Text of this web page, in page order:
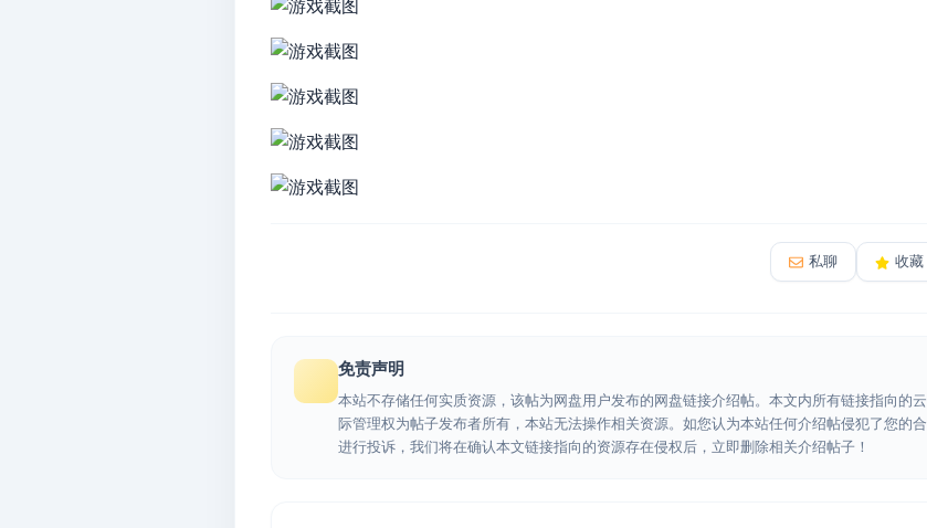
私聊 收藏
免责声明
本站不存储任何实质资源，该帖为网盘用户发布的网盘链接介绍帖。本文内所有链接指向的
际管理权为帖子发布者所有，本站无法操作相关资源。如您认为本站任何介绍帖侵犯了您的
进行投诉，我们将在确认本文链接指向的资源存在侵权后，立即删除相关介绍帖子！